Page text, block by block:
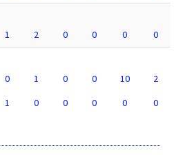
1 2 0 0 0
0
0 1 0 0 10
2
1 0 0 0 0 0